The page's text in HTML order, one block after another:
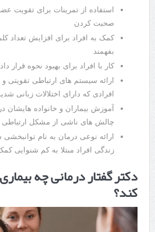
استفاده از تمرینات برای تقویت
صحبت کردن
کمک به افراد برای افزایش تعداد
بفهمند
کار با افراد برای بهبود نحوه قرار
افرادی که دارای اختلالات زبانی
آموزش بیماران و خانواده هایشان
چالش های ناشی از مشکل ارتباطی
ارائه نوعی درمان به نام توانبخشی
زندگی افراد مبتلا به کم شنوایی
دکتر گفتار درمانی چه
کند؟